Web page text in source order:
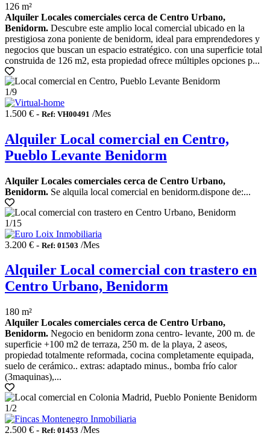
126 m²
Alquiler Locales comerciales cerca de Centro Urbano,
Benidorm. Descubre este amplio local comercial ubicado en la
prestigiosa zona poniente de benidorm, ideal para emprendedores y
negocios que buscan un espacio estratégico. con una superficie total
construida de 126 m2, esta propiedad ofrece múltiples opciones p...
1/9
1.500 € - Ref: VH00491 /Mes
Alquiler Local comercial en Centro,
Pueblo Levante Benidorm
Alquiler Locales comerciales cerca de Centro Urbano,
Benidorm. Se alquila local comercial en benidorm.dispone de:...
1/15
3.200 € - Ref: 01503 /Mes
Alquiler Local comercial con trastero en
Centro Urbano, Benidorm
180 m²
Alquiler Locales comerciales cerca de Centro Urbano,
Benidorm. Negocio en benidorm zona centro- levante, 200 m. de
superficie +100 m2 de terraza, 250 m. de la playa, 2 aseos,
propiedad totalmente reformada, cocina completamente equipada,
suelo de cerámico.. extras: adaptado minus., bomba frío calor
(3maquinas),...
1/2
2.500 € - Ref: 01453 /Mes